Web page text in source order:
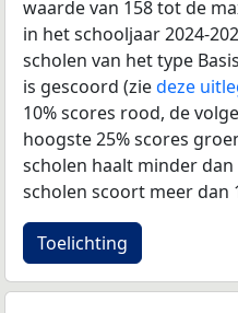
waarde van 158 tot de
in het schooljaar 2024-
scholen van het type
is gescoord (ziedeze
10% scores rood, de
hoogste 25% scores
scholen haalt minder dan
scholen scoort meer dan
Toelichting